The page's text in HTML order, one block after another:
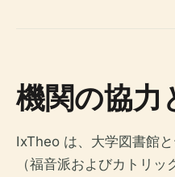
機関の協力
IxTheo は、大学図書館
（福音派およびカトリ